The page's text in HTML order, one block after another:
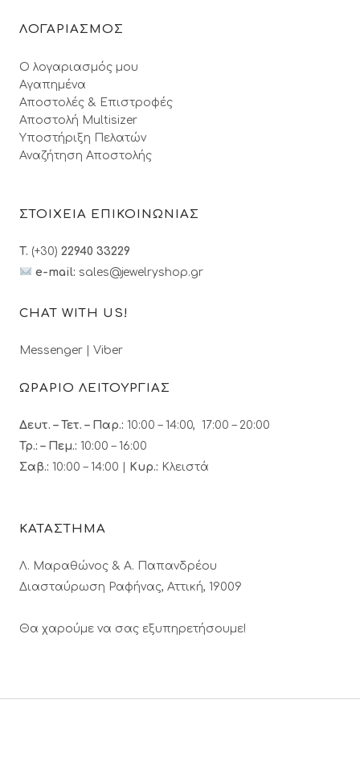
ΛΟΓΑΡΙΑΣΜΟΣ
Ο λογαριασμός μου
Αγαπημένα
Αποστολές & Επιστροφές
Αποστολή Multisizer
Υποστήριξη Πελατών
Αναζήτηση Αποστολής
ΣΤΟΙΧΕΙΑ ΕΠΙΚΟΙΝΩΝΙΑΣ
T. (+30) 22940 33229
e-mail: sales@jewelryshop.gr
CHAT WITH US!
Messenger Viber
ΩΡΑΡΙΟ ΛΕΙΤΟΥΡΓΙΑΣ
Δευτ. – Τετ. – Παρ.: 10:00 – 14:00, 17:00 – 20:00
Τρ.: – Πεμ.: 10:00 – 16:00
Σαβ.: 10:00 – 14:00 | Κυρ.: Κλειστά
ΚΑΤΑΣΤΗΜΑ
Λ. Μαραθώνος & A. Παπανδρέου
Διασταύρωση Ραφήνας, Αττική, 19009
Θα χαρούμε να σας εξυπηρετήσουμε!